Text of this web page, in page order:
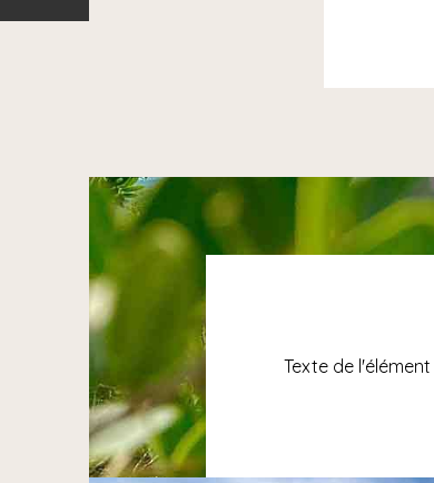
Texte de l'élément